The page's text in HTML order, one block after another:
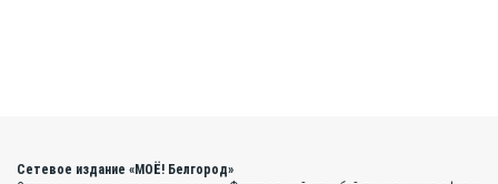
Сетевое издание «МОЁ! Белгород»